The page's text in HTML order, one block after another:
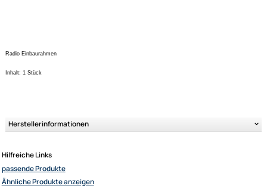
Radio Einbaurahmen